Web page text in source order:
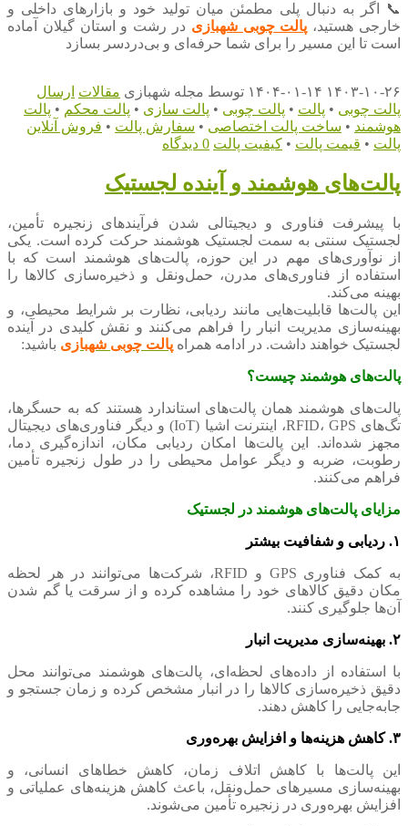
📞 اگر به دنبال پلی مطمئن میان تولید خود و بازارهای داخلی و
خارجی هستید، پالت چوبی شهبازی در رشت و استان گیلان آماده
است تا این مسیر را برای شما حرفه‌ای و بی‌دردسر بسازد
۱۴۰۳-۱۰-۲۶ ۱۴۰۴-۰۱-۱۴ توسط مجله شهبازی مقالات ارسال
پالت چوبی • پالت • پالت چوبی • پالت سازی • پالت محکم • پالت
هوشمند • ساخت پالت اختصاصی • سفارش پالت • فروش آنلاین
پالت • قیمت پالت • کیفیت پالت 0 دیدگاه
پالت‌های هوشمند و آینده لجستیک
با پیشرفت فناوری و دیجیتالی شدن فرآیندهای زنجیره تأمین،
لجستیک سنتی به سمت لجستیک هوشمند حرکت کرده است. یکی
از نوآوری‌های مهم در این حوزه، پالت‌های هوشمند است که با
استفاده از فناوری‌های مدرن، حمل‌ونقل و ذخیره‌سازی کالاها را
بهینه می‌کند.
این پالت‌ها قابلیت‌هایی مانند ردیابی، نظارت بر شرایط محیطی، و
بهینه‌سازی مدیریت انبار را فراهم می‌کنند و نقش کلیدی در آینده
لجستیک خواهند داشت. در ادامه همراه پالت چوبی شهبازی باشید:
پالت‌های هوشمند چیست؟
پالت‌های هوشمند همان پالت‌های استاندارد هستند که به حسگرها،
تگ‌های RFID، GPS، اینترنت اشیا (IoT) و دیگر فناوری‌های دیجیتال
مجهز شده‌اند. این پالت‌ها امکان ردیابی مکان، اندازه‌گیری دما،
رطوبت، ضربه و دیگر عوامل محیطی را در طول زنجیره تأمین
فراهم می‌کنند.
مزایای پالت‌های هوشمند در لجستیک
۱. ردیابی و شفافیت بیشتر
به کمک فناوری GPS و RFID، شرکت‌ها می‌توانند در هر لحظه
مکان دقیق کالاهای خود را مشاهده کرده و از سرقت یا گم شدن
آن‌ها جلوگیری کنند.
۲. بهینه‌سازی مدیریت انبار
با استفاده از داده‌های لحظه‌ای، پالت‌های هوشمند می‌توانند محل
دقیق ذخیره‌سازی کالاها را در انبار مشخص کرده و زمان جستجو و
جابه‌جایی را کاهش دهند.
۳. کاهش هزینه‌ها و افزایش بهره‌وری
این پالت‌ها با کاهش اتلاف زمان، کاهش خطاهای انسانی، و
بهینه‌سازی مسیرهای حمل‌ونقل، باعث کاهش هزینه‌های عملیاتی و
افزایش بهره‌وری در زنجیره تأمین می‌شوند.